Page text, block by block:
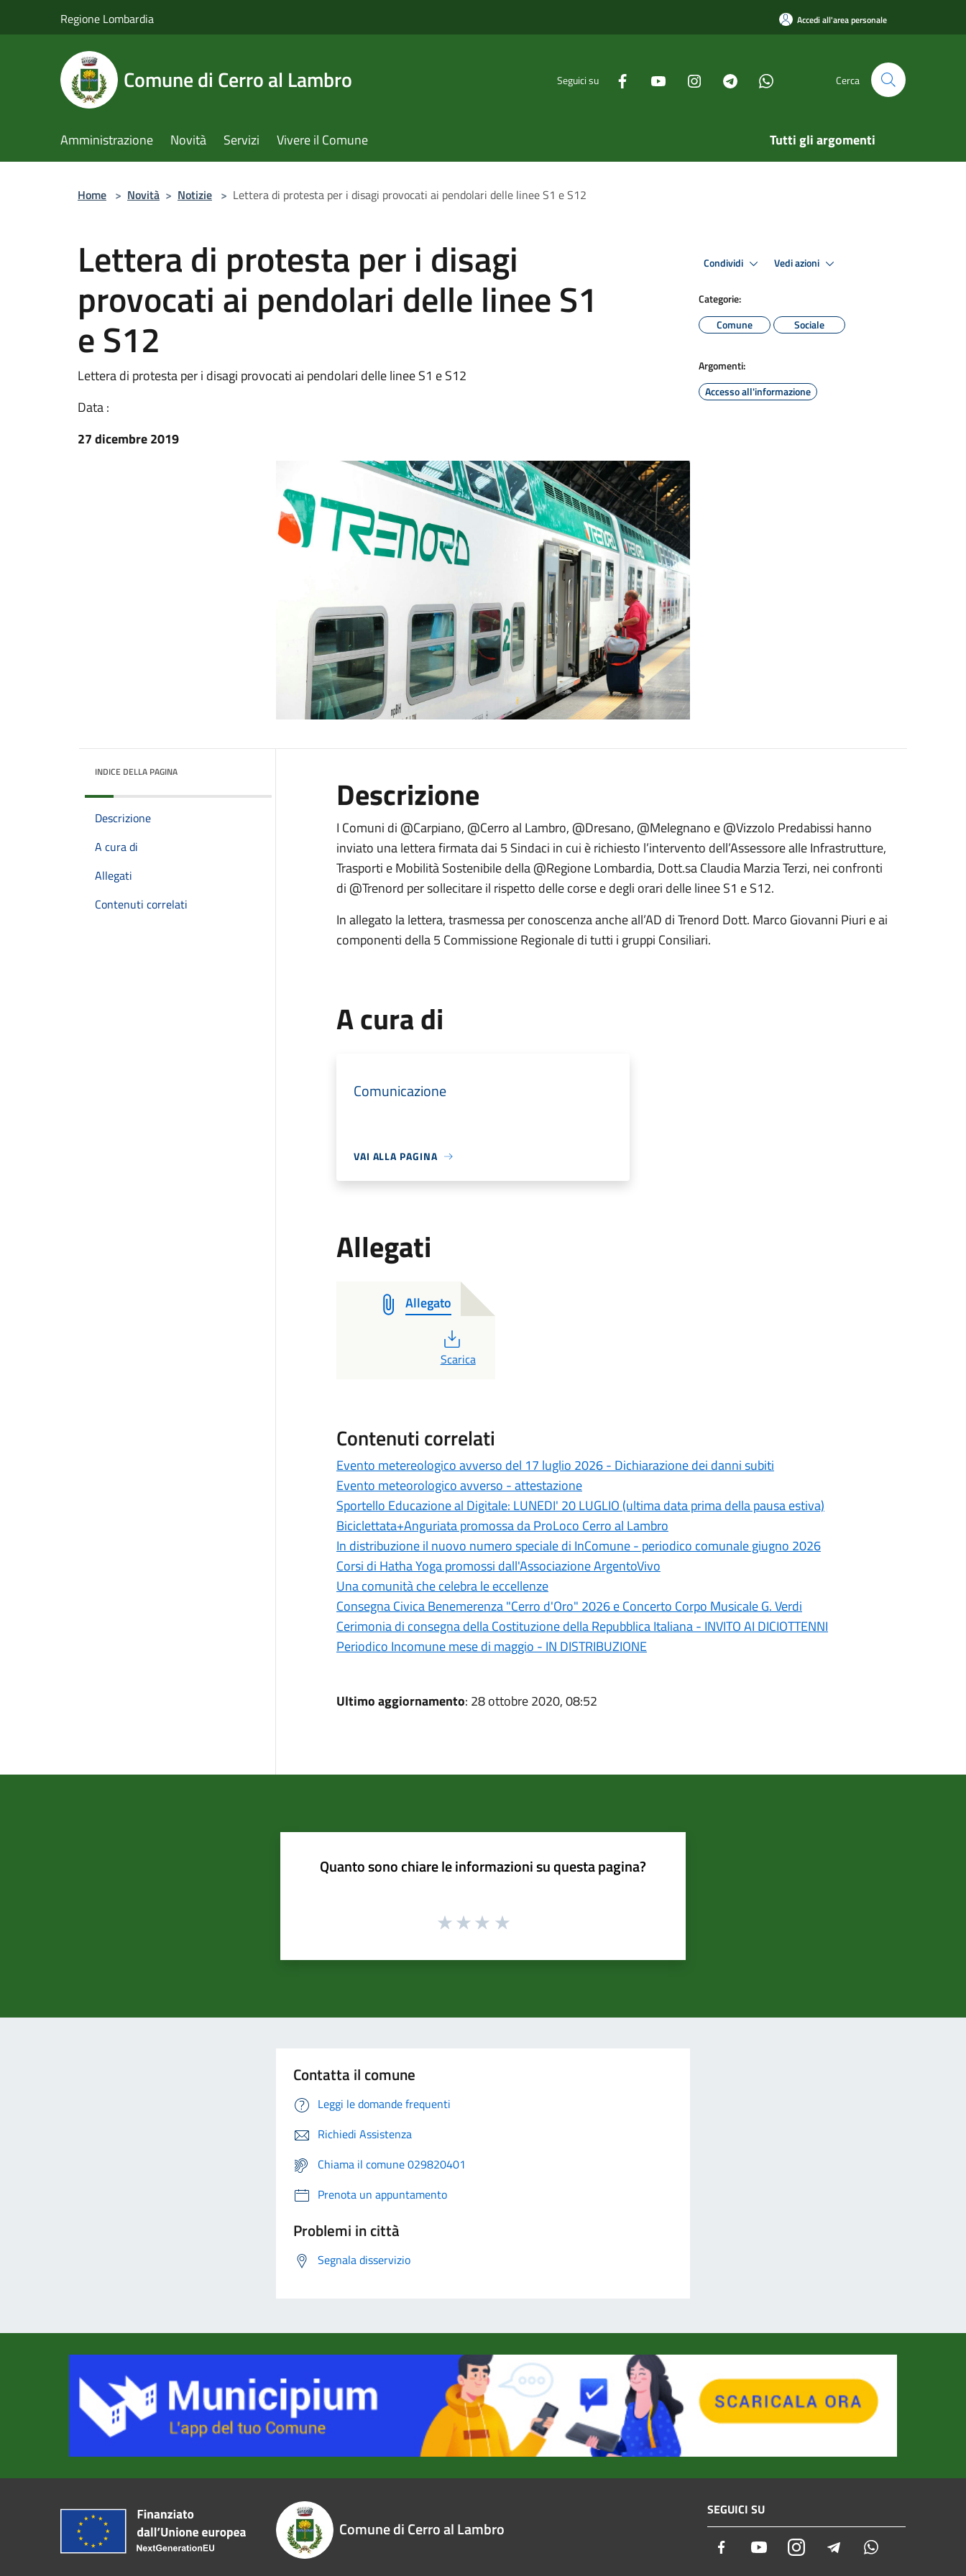
Regione Lombardia Accedi all'area personale
Comune di Cerro al Lambro Seguici su Cerca
Amministrazione Novità Servizi Vivere il Comune Tutti gli argomenti
Home > Novità > Notizie > Lettera di protesta per i disagi provocati ai pendolari delle linee S1 e S12
Lettera di protesta per i disagi
provocati ai pendolari delle linee S1
e S12
Lettera di protesta per i disagi provocati ai pendolari delle linee S1 e S12
Data :
27 dicembre 2019
Condividi Vedi azioni
Categorie:
Comune
Sociale
Argomenti:
Accesso all'informazione
INDICE DELLA PAGINA
Descrizione
A cura di
Allegati
Contenuti correlati
Descrizione
I Comuni di @Carpiano, @Cerro al Lambro, @Dresano, @Melegnano e @Vizzolo Predabissi hanno
inviato una lettera firmata dai 5 Sindaci in cui è richiesto l’intervento dell’Assessore alle Infrastrutture,
Trasporti e Mobilità Sostenibile della @Regione Lombardia, Dott.sa Claudia Marzia Terzi, nei confronti
di @Trenord per sollecitare il rispetto delle corse e degli orari delle linee S1 e S12.
In allegato la lettera, trasmessa per conoscenza anche all’AD di Trenord Dott. Marco Giovanni Piuri e ai
componenti della 5 Commissione Regionale di tutti i gruppi Consiliari.
A cura di
Comunicazione
VAI ALLA PAGINA
Allegati
Allegato
PDF
Scarica
Contenuti correlati
Evento metereologico avverso del 17 luglio 2026 - Dichiarazione dei danni subiti
Evento meteorologico avverso - attestazione
Sportello Educazione al Digitale: LUNEDI' 20 LUGLIO (ultima data prima della pausa estiva)
Biciclettata+Anguriata promossa da ProLoco Cerro al Lambro
In distribuzione il nuovo numero speciale di InComune - periodico comunale giugno 2026
Corsi di Hatha Yoga promossi dall'Associazione ArgentoVivo
Una comunità che celebra le eccellenze
Consegna Civica Benemerenza "Cerro d'Oro" 2026 e Concerto Corpo Musicale G. Verdi
Cerimonia di consegna della Costituzione della Repubblica Italiana - INVITO AI DICIOTTENNI
Periodico Incomune mese di maggio - IN DISTRIBUZIONE
Ultimo aggiornamento: 28 ottobre 2020, 08:52
Quanto sono chiare le informazioni su questa pagina?
Contatta il comune
Leggi le domande frequenti
Richiedi Assistenza
Chiama il comune 029820401
Prenota un appuntamento
Problemi in città
Segnala disservizio
Comune di Cerro al Lambro
SEGUICI SU
Facebook YoutubeInstagramTelegram